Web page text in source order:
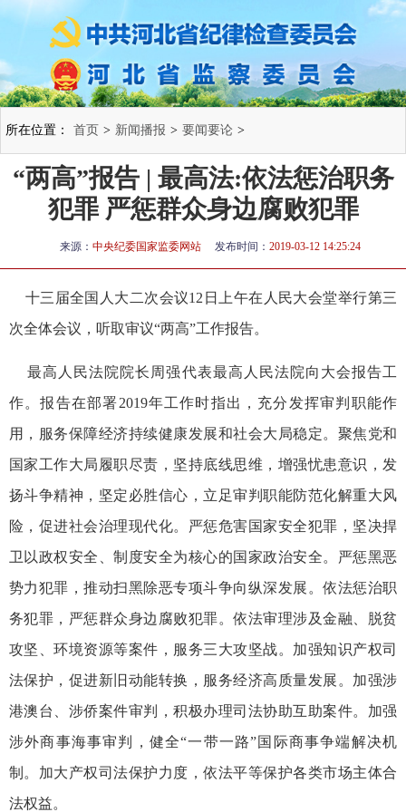
所在位置： 首页 > 新闻播报 > 要闻要论 >
“两高”报告 | 最高法:依法惩治职务
犯罪 严惩群众身边腐败犯罪
来源： 中央纪委国家监委网站 发布时间： 2019-03-12 14:25:24
十三届全国人大二次会议12日上午在人民大会堂举行第三
次全体会议，听取审议“两高”工作报告。
最高人民法院院长周强代表最高人民法院向大会报告工
作。报告在部署2019年工作时指出，充分发挥审判职能作
用，服务保障经济持续健康发展和社会大局稳定。聚焦党和
国家工作大局履职尽责，坚持底线思维，增强忧患意识，发
扬斗争精神，坚定必胜信心，立足审判职能防范化解重大风
险，促进社会治理现代化。严惩危害国家安全犯罪，坚决捍
卫以政权安全、制度安全为核心的国家政治安全。严惩黑恶
势力犯罪，推动扫黑除恶专项斗争向纵深发展。依法惩治职
务犯罪，严惩群众身边腐败犯罪。依法审理涉及金融、脱贫
攻坚、环境资源等案件，服务三大攻坚战。加强知识产权司
法保护，促进新旧动能转换，服务经济高质量发展。加强涉
港澳台、涉侨案件审判，积极办理司法协助互助案件。加强
涉外商事海事审判，健全“一带一路”国际商事争端解决机
制。加大产权司法保护力度，依法平等保护各类市场主体合
法权益。